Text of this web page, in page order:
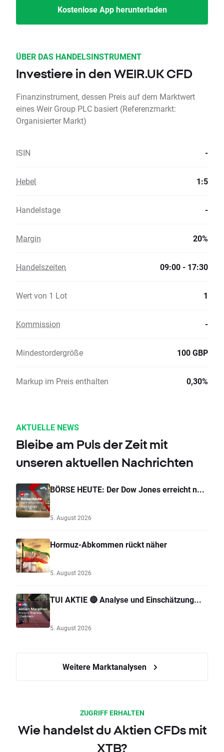
Kostenlose App herunterladen
ÜBER DAS HANDELSINSTRUMENT
Investiere in den WEIR.UK CFD
Finanzinstrument, dessen Preis auf dem Marktwert
eines Weir Group PLC basiert (Referenzmarkt:
Organisierter Markt)
ISIN -
Hebel 1:5
Handelstage -
Margin 20%
Handelszeiten 09:00 - 17:30
Wert von 1 Lot 1
Kommission -
Mindestordergröße 100 GBP
Markup im Preis enthalten 0,30%
AKTUELLE NEWS
Bleibe am Puls der Zeit mit
unseren aktuellen Nachrichten
BÖRSE HEUTE: Der Dow Jones erreicht n...
5. August 2026
Hormuz-Abkommen rückt näher
5. August 2026
TUI AKTIE 🔴 Analyse und Einschätzung...
5. August 2026
Weitere Marktanalysen
ZUGRIFF ERHALTEN
Wie handelst du Aktien CFDs mit
XTB?